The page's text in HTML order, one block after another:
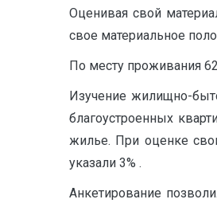
Оценивая свой
свое материальное
По месту проживания
Изучение жилищно-
благоустроенных
жилье. При оценке
указали 3% .
Анкетирование